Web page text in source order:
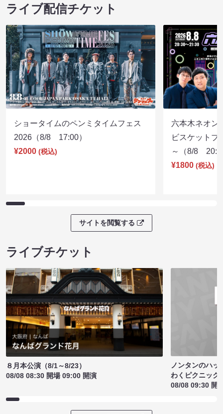
ライブ配信チケット
ショータイムのペンミタイムフェス
2026（8/8 17:00）
¥2000 (税込)
六本木ネオン
ビスケットブ
～（8/8
¥1800 (税込)
サイトを閲覧する
ライブチケット
８月本公演（8/1～8/23）
08/08 08:30 開場 09:00 開演
ノンタンのハッ
わくピクニック
08/08 09:30 開